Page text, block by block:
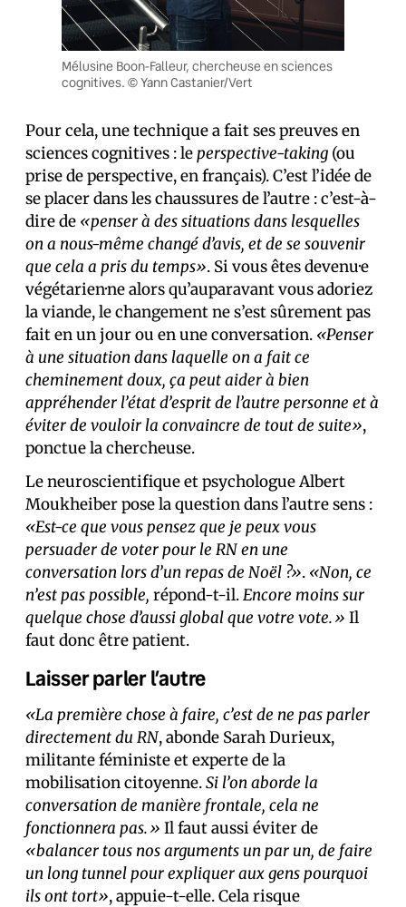
Mélusine Boon-Falleur, chercheuse en sciences
cognitives. © Yann Castanier/Vert
Pour cela, une technique a fait ses preuves en
sciences cognitives : leperspective-taking (ou
prise de perspective, en français). C’est l’idée de
se placer dans les chaussures de l’autre : c’est-à-
dire de «penser à des situations dans lesquelles
on a nous-même changé d’avis, et de se souvenir
que cela a pris du temps». Si vous êtes devenu·e
végétarien·ne alors qu’auparavant vous adoriez
la viande, le changement ne s’est sûrement pas
fait en un jour ou en une conversation. «Penser
à une situation dans laquelle on a fait ce
cheminement doux, ça peut aider à bien
appréhender l’état d’esprit de l’autre personne et à
éviter de vouloir la convaincre de tout de suite»,
ponctue la chercheuse.
Le neuroscientifique et psychologue Albert
Moukheiber pose la question dans l’autre sens :
«Est-ce que vous pensez que je peux vous
persuader de voter pour le RN en une
conversation lors d’un repas de Noël ?». «Non, ce
n’est pas possible, répond-t-il.Encore moins sur
quelque chose d’aussi global que votre vote.» Il
faut donc être patient.
Laisser parler l’autre
«La première chose à faire, c’est de ne pas parler
directement du RN, abonde Sarah Durieux,
militante féministe et experte de la
mobilisation citoyenne.Si l’on aborde la
conversation de manière frontale, cela ne
fonctionnera pas.» Il faut aussi éviter de
«balancer tous nos arguments un par un, de faire
un long tunnel pour expliquer aux gens pourquoi
ils ont tort», appuie-t-elle. Cela risque